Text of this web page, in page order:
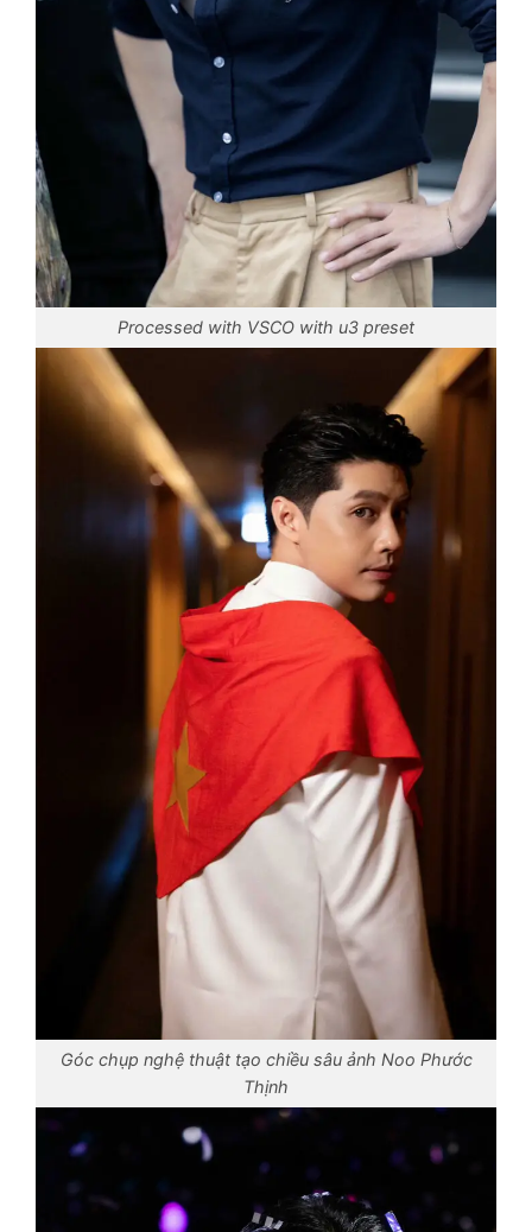
Processed with VSCO with u3 preset
Góc chụp nghệ thuật tạo chiều sâu ảnh Noo Phước
Thịnh